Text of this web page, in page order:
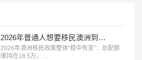
2026年普通人想要移民澳洲到底要做什么准备？
2026年澳洲移民政策整体“稳中有变”：总配额
维持在18.5万，…